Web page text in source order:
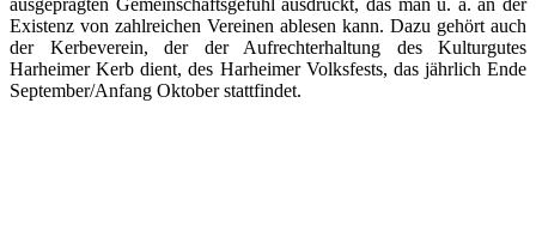
ausgeprägten Gemeinschaftsgefühl ausdrückt, das man u. a. an der
Existenz von zahlreichen Vereinen ablesen kann. Dazu gehört auch
der Kerbeverein, der der Aufrechterhaltung des Kulturgutes
Harheimer Kerb dient, des Harheimer Volksfests, das jährlich Ende
September/Anfang Oktober stattfindet.